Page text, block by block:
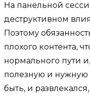
На панельной
деструктивном
Поэтому
плохого контента,
нормального пути
полезную и
быть, и